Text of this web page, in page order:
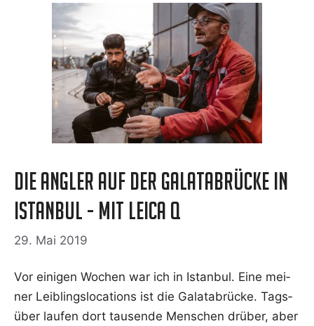
Die Angler auf der Galatabrücke in
Istanbul - mit Leica Q
29. Mai 2019
Vor eini­gen Wochen war ich in Istan­bul. Eine mei­
ner Leib­lings­lo­ca­ti­ons ist die Galat­a­b­rü­cke. Tags­
über lau­fen dort tau­sen­de Men­schen drü­ber, aber